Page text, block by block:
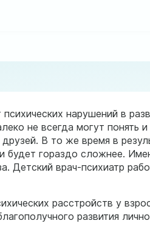
нарушений в
не всегда могут понять
В то же время в
будет гораздо сложнее.
Детский врач-психиатр
расстройств у
развития